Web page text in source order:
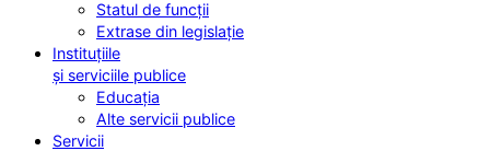
Statul de funcții
Extrase din legislație
Instituțiile
și serviciile publice
Educația
Alte servicii publice
Servicii